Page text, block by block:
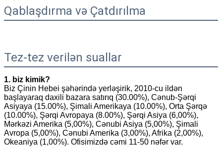
Qablaşdırma və Çatdırılma
Tez-tez verilən suallar
1. biz kimik?
Biz Çinin Hebei şəhərində yerləşirik, 2010-cu ildən
başlayaraq daxili bazara satırıq (30.00%), Cənub-Şərqi
Asiyaya (15.00%), Şimali Amerikaya (10.00%), Orta Şərqə
(10.00%), Şərqi Avropaya (8.00%), Şərqi Asiya (6,00%),
Mərkəzi Amerika (5,00%), Cənubi Asiya (5,00%), Şimali
Avropa (5,00%), Cənubi Amerika (3,00%), Afrika (2,00%),
Okeaniya (1,00%). Ofisimizdə cəmi 11-50 nəfər var.